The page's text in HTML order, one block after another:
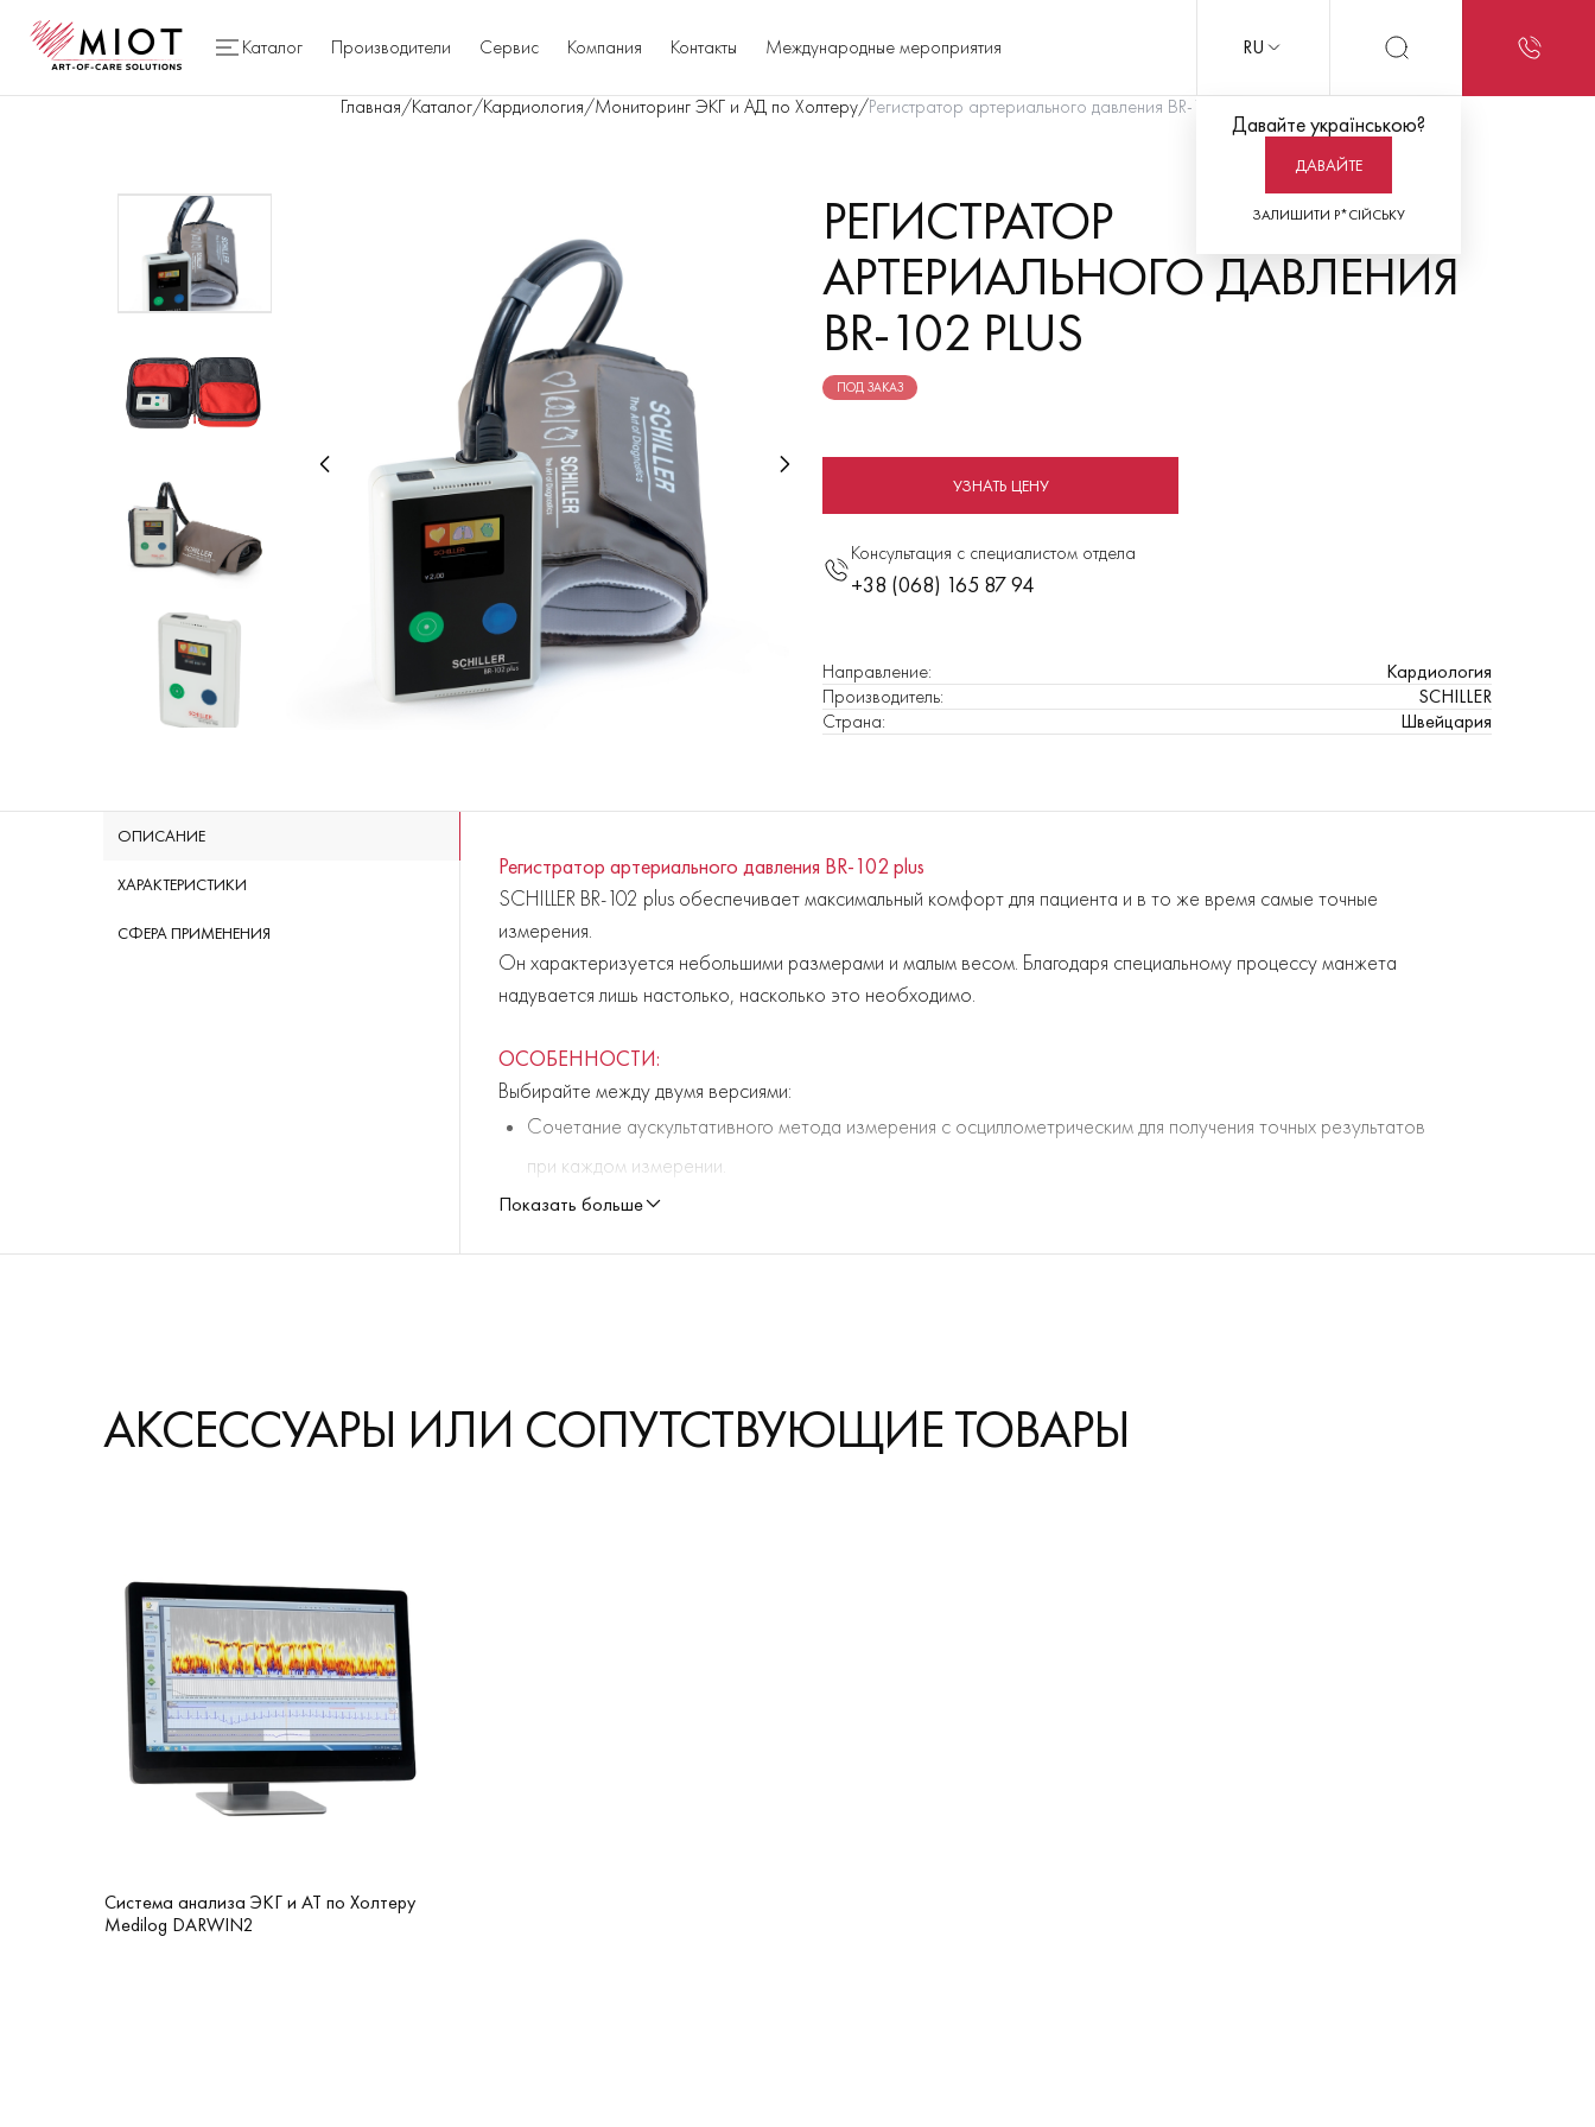
Каталог Производители Сервис Компания Контакты Международные мероприятия RU
Давайте українською?
ДАВАЙТЕ
ЗАЛИШИТИ Р*СІЙСЬКУ
Главная/Каталог/Кардиология/Мониторинг ЭКГ и АД по Холтеру/Регистратор артериального давления BR-102 plus
РЕГИСТРАТОР
АРТЕРИАЛЬНОГО ДАВЛЕНИЯ
BR-102 PLUS
ПОД ЗАКАЗ
УЗНАТЬ ЦЕНУ
Консультация с специалистом отдела
+38 (068) 165 87 94
Направление:
Кардиология
Производитель:
SCHILLER
Страна: Швейцария
ОПИСАНИЕ
ХАРАКТЕРИСТИКИ
СФЕРА ПРИМЕНЕНИЯ
Регистратор артериального давления BR-102 plus
SCHILLER BR-102 plus обеспечивает максимальный комфорт для пациента и в то же время самые точные
измерения.
Он характеризуется небольшими размерами и малым весом. Благодаря специальному процессу манжета
надувается лишь настолько, насколько это необходимо.
ОСОБЕННОСТИ:
Выбирайте между двумя версиями:
Сочетание аускультативного метода измерения с осциллометрическим для получения точных результатов
при каждом измерении.
Только осциллометрический метод: Это позволяет надежно измерять артериальное давление без
Показать больше
АКСЕССУАРЫ ИЛИ СОПУТСТВУЮЩИЕ ТОВАРЫ
Система анализа ЭКГ и AT по Холтеру
Medilog DARWIN2